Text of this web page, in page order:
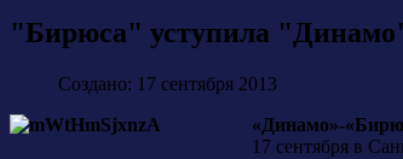
"Бирюса" уступила "Динамо"
Создано: 17 сентября 2013
«Динамо»-
17 сентября в